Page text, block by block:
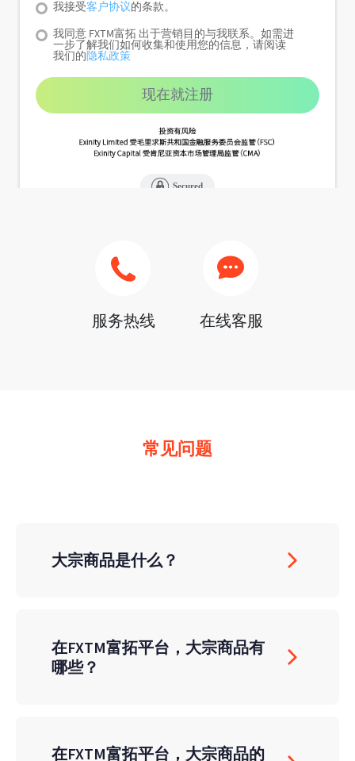
服务热线 在线客服
常见问题
大宗商品是什么？
在FXTM富拓平台，大宗商品有
哪些？
在FXTM富拓平台，大宗商品的